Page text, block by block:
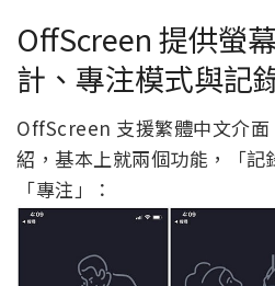
OffScreen 提供螢
計、專注模式與記
OffScreen 支援繁體中文介
紹，基本上就兩個功能，「記
「專注」：